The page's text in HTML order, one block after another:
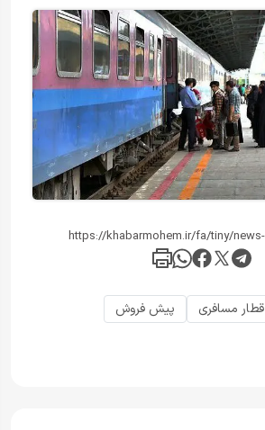
قطار مسافری
پیش فروش